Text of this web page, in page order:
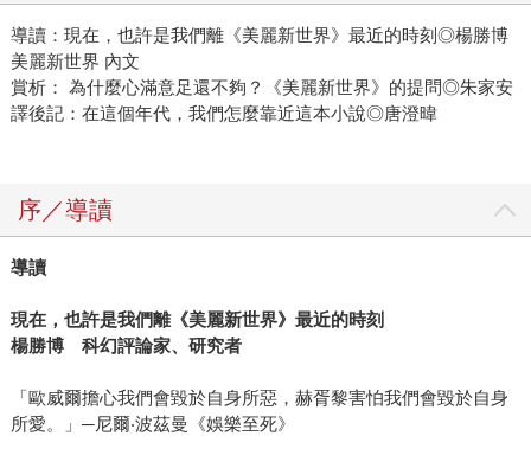
導讀：現在，也許是我們離《美麗新世界》最近的時刻◎楊勝博
美麗新世界 內文
賞析： 為什麼心滿意足還不夠？《美麗新世界》的提問◎朱家安
譯後記：在這個年代，我們怎麼靠近這本小說◎唐澄暐
序／導讀
導讀
現在，也許是我們離《美麗新世界》最近的時刻
楊勝博 科幻評論家、研究者
「歐威爾擔心我們會毀於自身所惡，赫胥黎害怕我們會毀於自身
所愛。」─尼爾‧波茲曼《娛樂至死》